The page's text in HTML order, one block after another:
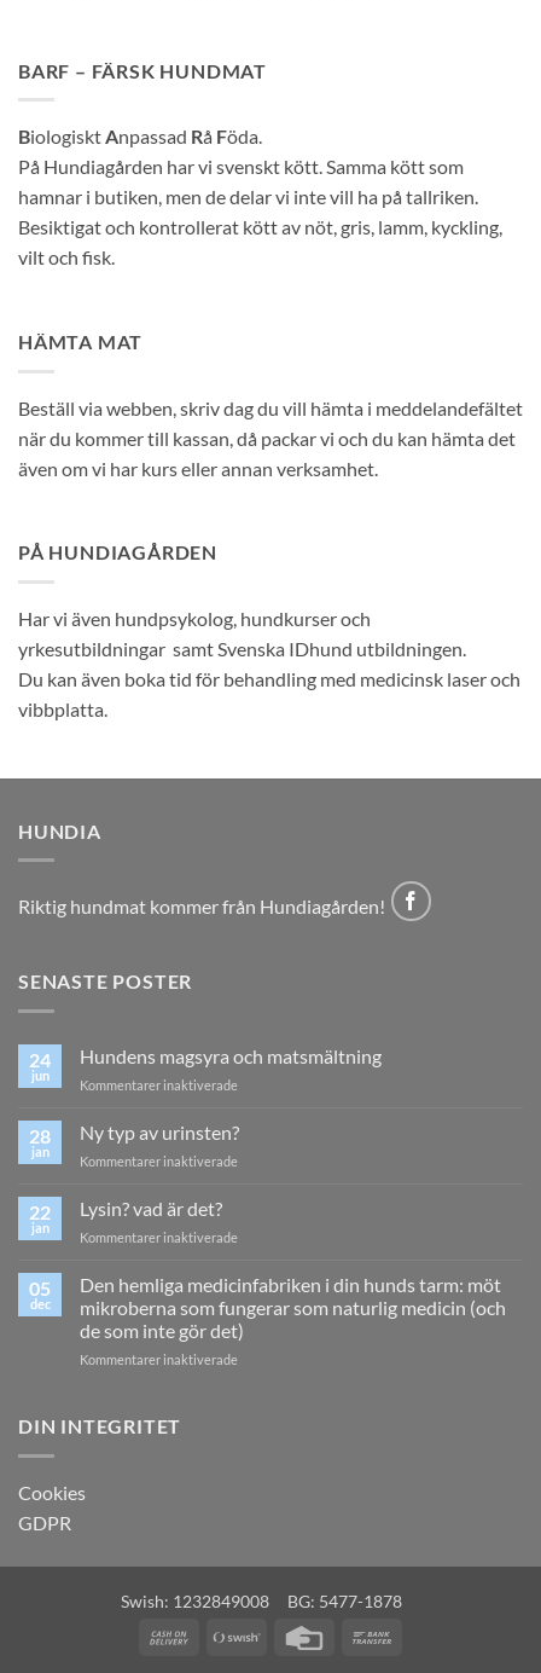
BARF – FÄRSK HUNDMAT
BiologisktAnpassad Rå Föda.
På Hundiagården har vi svenskt kött. Samma kött som
hamnar i butiken, men de delar vi inte vill ha på tallriken.
Besiktigat och kontrollerat kött av nöt, gris, lamm, kyckling,
vilt och fisk.
HÄMTA MAT
Beställ via webben, skriv dag du vill hämta i meddelandefältet
när du kommer till kassan, då packar vi och du kan hämta det
även om vi har kurs eller annan verksamhet.
PÅ HUNDIAGÅRDEN
Har vi även hundpsykolog, hundkurser och
yrkesutbildningar samt Svenska IDhund utbildningen.
Du kan även boka tid för behandling med medicinsk laser och
vibbplatta.
HUNDIA
Riktig hundmat kommer från Hundiagården!
SENASTE POSTER
24
jun
Hundens magsyra och matsmältning
Kommentarer inaktiverade
magsyra
28
jan
Ny typ av urinsten?
Kommentarer inaktiverade
22
jan
Lysin? vad är det?
Kommentarer inaktiverade
vad
är
det?
05
dec
Den hemliga medicinfabriken i din hunds tarm: möt
mikroberna som fungerar som naturlig medicin (och
de som inte gör det)
Kommentarer inaktiverade
som
som
medicin
DIN INTEGRITET
Cookies
GDPR
Swish: 1232849008 BG: 5477-1878
Cash
Swish
Credit